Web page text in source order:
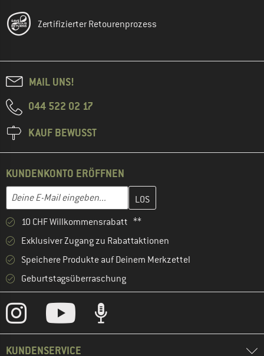
Zertifizierter Retourenprozess
MAIL UNS!
044 522 02 17
KAUF BEWUSST
KUNDENKONTO ERÖFFNEN
E-Mail-Adresse
Gib hier deine E-Mail-Adresse ein und erstelle im nächsten
10 CHF Willkommensrabatt **
Exklusiver Zugang zu Rabattaktionen
Speichere Produkte auf Deinem Merkzettel
Geburtstagsüberraschung
KUNDENSERVICE